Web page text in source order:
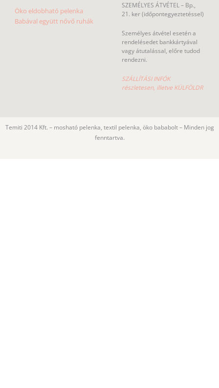
Öko eldobható pelenka
Babával együtt nővő ruhák
SZEMÉLYES ÁTVÉTEL – Bp.,
21. ker (időpontegyeztetéssel)
Személyes átvétel esetén a
rendelésedet bankkártyával
vagy átutalással, előre tudod
rendezni.
SZÁLLÍTÁSI INFÓK
részletesen, illetve KÜLFÖLDR
Temiti 2014 Kft. – mosható pelenka, textil pelenka, öko bababolt – Minden jog
fenntartva.